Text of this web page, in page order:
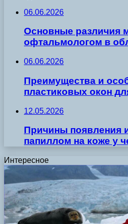
06.06.2026
Основные различия
офтальмологом в
06.06.2026
Преимущества и
пластиковых окон
12.05.2026
Причины появления
папиллом на коже у
Интересное